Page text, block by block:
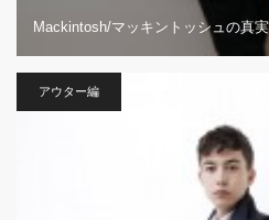
Mackintosh/マッキントッシュの真実
アウター編